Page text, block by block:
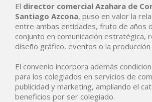
El director comercial Azahara de
Santiago Azcona, puso en valor la
entre ambas entidades, fruto de años
conjunto en comunicación estratégica,
diseño gráfico, eventos o la
El convenio incorpora además
para los colegiados en servicios de
publicidad y marketing, ampliando el
beneficios por ser colegiado.